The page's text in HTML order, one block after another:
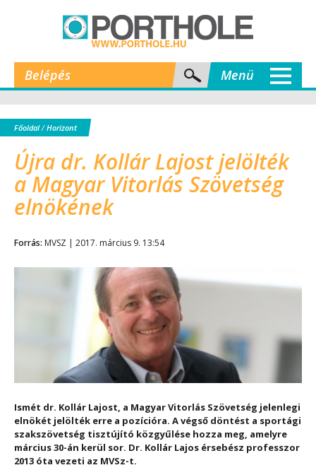
Belépés Menü
Főoldal/Horizont
Újra dr. Kollár Lajost jelölték
a Magyar Vitorlás Szövetség
elnökének
Forrás: MVSZ | 2017. március 9. 13:54
Ismét dr. Kollár Lajost, a Magyar Vitorlás Szövetség jelenlegi
elnökét jelölték erre a pozícióra. A végső döntést a sportági
szakszövetség tisztújító közgyűlése hozza meg, amelyre
március 30-án kerül sor. Dr. Kollár Lajos érsebész professzor
2013 óta vezeti az MVSz-t.